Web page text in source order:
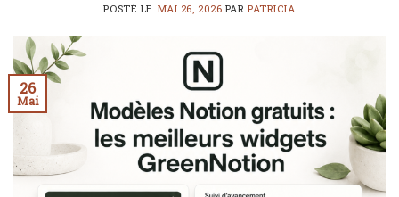
POSTÉ LE MAI 26, 2026 PARPATRICIA
26
Mai